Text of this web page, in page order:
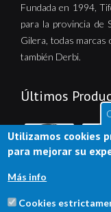
Fundada en 1994,
para la provincia de
Gilera, todas marcas
también Derbi.
Últimos
Utilizamos cookies
para mejorar su
Más info
Cookies